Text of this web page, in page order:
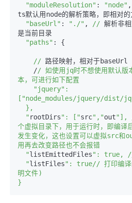
"moduleResolution" : "node" ,
ts默认用node的解析策略，即相对的
"baseUrl" : "./" , // 解析非
是当前目录
"paths" : {
// 路径映射，相对于baseUrl
    /
/ 如使用jq时不想使用默认版
本，可进行如下配置
["node_modules/jquery/dist/
  "
rootDirs": ["src","out"],
个虚拟目录下，用于运行时，即编译
发生变化，这也设置可以虚拟src和
用再去改变路径也不会报错
  "
listEmittedFiles": true, //
  "
listFiles": true// 打印编译
明文件)